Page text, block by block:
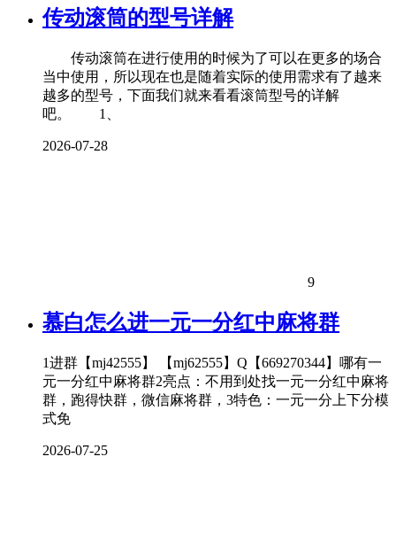
传动滚筒的型号详解
传动滚筒在进行使用的时候为了可以在更多的场合
当中使用，所以现在也是随着实际的使用需求有了越来
越多的型号，下面我们就来看看滚筒型号的详解
吧。 1、
2026-07-28
9
慕白怎么进一元一分红中麻将群
1进群【mj42555】 【mj62555】Q【669270344】哪有一
元一分红中麻将群2亮点：不用到处找一元一分红中麻将
群，跑得快群，微信麻将群，3特色：一元一分上下分模
式免
2026-07-25